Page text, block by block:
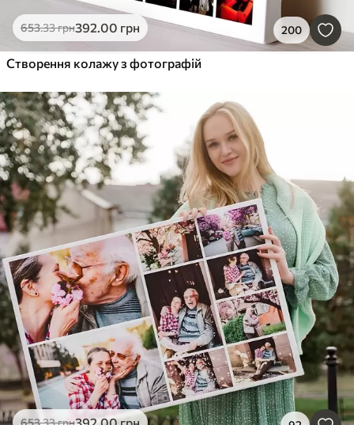
653.33грн392.00 грн 200
Створення колажу з фотографій
653.33грн